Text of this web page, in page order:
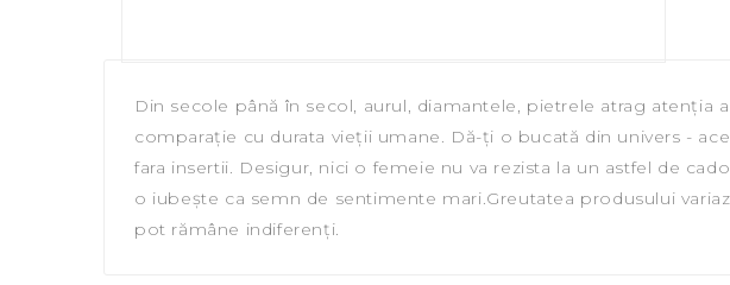
Din secole până în secol, aurul, diamantele, pietrele atrag
comparație cu durata vieții umane. Dă-ți o bucată din univers -
fara insertii. Desigur, nici o femeie nu va rezista la un astfel de
o iubește ca semn de sentimente mari.Greutatea produsului
pot rămâne indiferenți.